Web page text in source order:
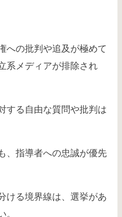
への批判や追及が極めて
系メディアが排除され
する自由な質問や批判は
、指導者への忠誠が優先
ける境界線は、選挙があ
。